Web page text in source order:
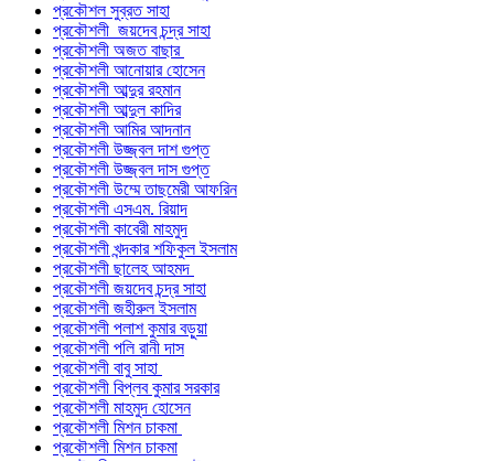
প্রকৌশল সুব্রত সাহা
প্রকৌশলী জয়দেব চন্দ্র সাহা
প্রকৌশলী অজত বাছার
প্রকৌশলী আনোয়ার হোসেন
প্রকৌশলী আব্দুর রহমান
প্রকৌশলী আব্দুল কাদির
প্রকৌশলী আমির আদনান
প্রকৌশলী উজ্জ্বল দাশ গুপ্ত
প্রকৌশলী উজ্জ্বল দাস গুপ্ত
প্রকৌশলী উম্মে তাছমেরী আফরিন
প্রকৌশলী এসএম. রিয়াদ
প্রকৌশলী কাবেরী মাহমুদ
প্রকৌশলী খন্দকার শফিকুল ইসলাম
প্রকৌশলী ছালেহ আহমদ
প্রকৌশলী জয়দেব চন্দ্র সাহা
প্রকৌশলী জহীরুল ইসলাম
প্রকৌশলী পলাশ কুমার বড়ুয়া
প্রকৌশলী পলি রানী দাস
প্রকৌশলী বাবু সাহা
প্রকৌশলী বিপ্লব কুমার সরকার
প্রকৌশলী মাহমুদ হোসেন
প্রকৌশলী মিশন চাকমা
প্রকৌশলী মিশন চাকমা